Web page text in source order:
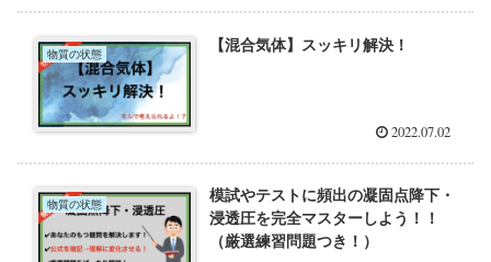
物質の状態
【混合気体】スッキリ解決！
2022.07.02
物質の状態
模試やテストに頻出の凝固点降下・
浸透圧を完全マスターしよう！！
（厳選練習問題つき！）